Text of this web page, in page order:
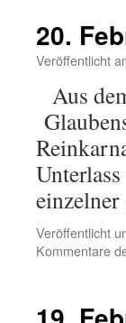
20.
Veröffentlicht
Aus
Veröffentlicht
Kommentare